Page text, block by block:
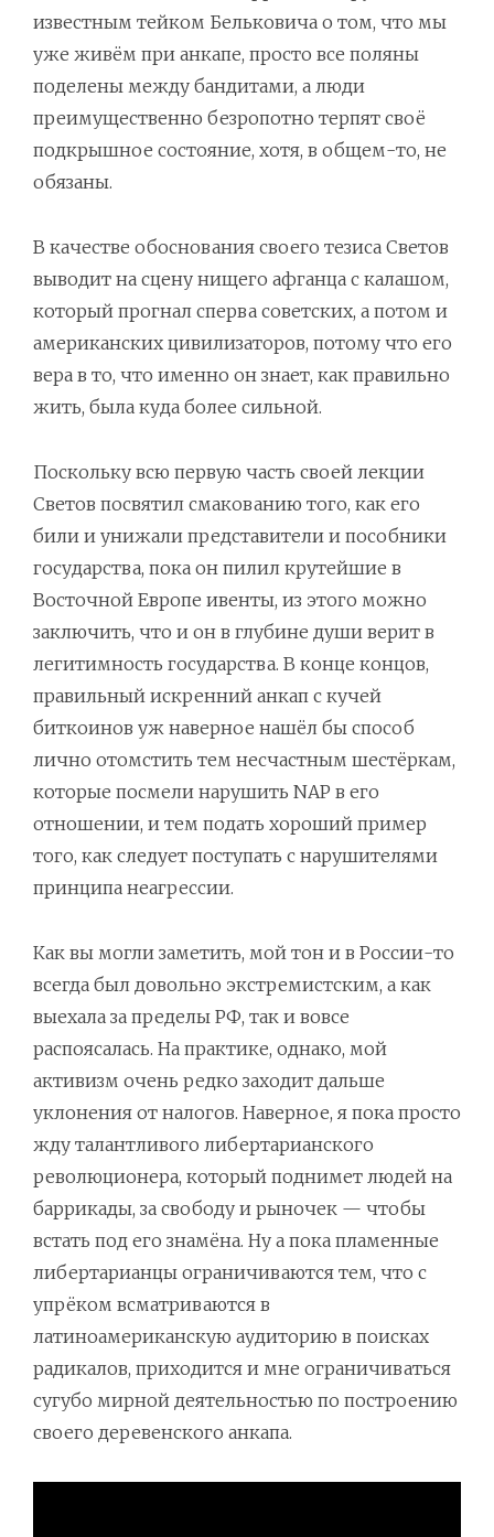
известным тейком Бельковича о том, что мы
уже живём при анкапе, просто все поляны
поделены между бандитами, а люди
преимущественно безропотно терпят своё
подкрышное состояние, хотя, в общем-то, не
обязаны.
В качестве обоснования своего тезиса Светов
выводит на сцену нищего афганца с калашом,
который прогнал сперва советских, а потом и
американских цивилизаторов, потому что его
вера в то, что именно он знает, как правильно
жить, была куда более сильной.
Поскольку всю первую часть своей лекции
Светов посвятил смакованию того, как его
били и унижали представители и пособники
государства, пока он пилил крутейшие в
Восточной Европе ивенты, из этого можно
заключить, что и он в глубине души верит в
легитимность государства. В конце концов,
правильный искренний анкап с кучей
биткоинов уж наверное нашёл бы способ
лично отомстить тем несчастным шестёркам,
которые посмели нарушить NAP в его
отношении, и тем подать хороший пример
того, как следует поступать с нарушителями
принципа неагрессии.
Как вы могли заметить, мой тон и в России-то
всегда был довольно экстремистским, а как
выехала за пределы РФ, так и вовсе
распоясалась. На практике, однако, мой
активизм очень редко заходит дальше
уклонения от налогов. Наверное, я пока просто
жду талантливого либертарианского
революционера, который поднимет людей на
баррикады, за свободу и рыночек — чтобы
встать под его знамёна. Ну а пока пламенные
либертарианцы ограничиваются тем, что с
упрёком всматриваются в
латиноамериканскую аудиторию в поисках
радикалов, приходится и мне ограничиваться
сугубо мирной деятельностью по построению
своего деревенского анкапа.